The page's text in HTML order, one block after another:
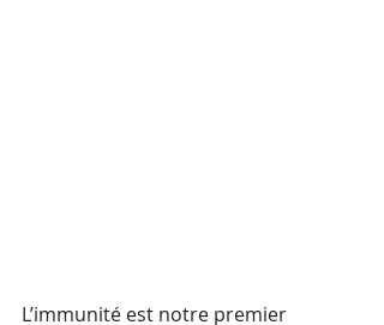
L’immunité est notre premier